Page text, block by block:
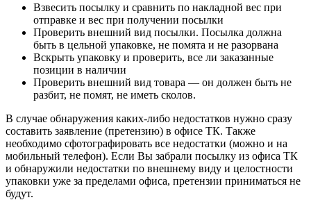
Взвесить посылку и сравнить по накладной вес при
отправке и вес при получении посылки
Проверить внешний вид посылки. Посылка должна
быть в цельной упаковке, не помята и не разорвана
Вскрыть упаковку и проверить, все ли заказанные
позиции в наличии
Проверить внешний вид товара — он должен быть не
разбит, не помят, не иметь сколов.
В случае обнаружения каких-либо недостатков нужно сразу
составить заявление (претензию) в офисе ТК. Также
необходимо сфотографировать все недостатки (можно и на
мобильный телефон). Если Вы забрали посылку из офиса ТК
и обнаружили недостатки по внешнему виду и целостности
упаковки уже за пределами офиса, претензии приниматься не
будут.